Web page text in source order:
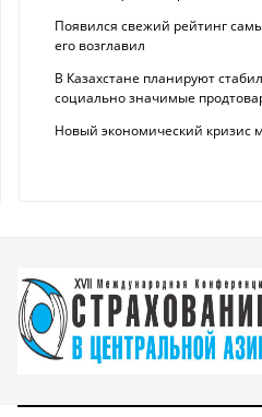
Появился свежий рейтинг
его возглавил
В Казахстане планируют
социально значимые
Новый экономический кризис